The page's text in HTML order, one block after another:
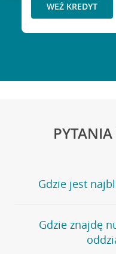
WEŹ KREDYT
Gdzie jest
Jeśli szukasz oddziału
stronęPlacówki i
wygodna wyszukiwarka.
Gdzie znajdę